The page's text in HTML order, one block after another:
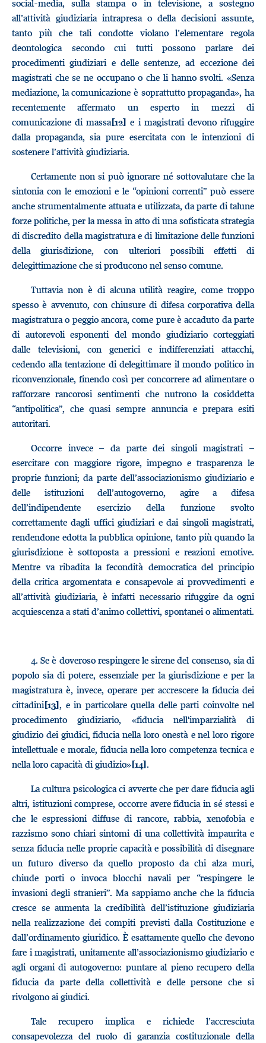
social-media, sulla stampa o in televisione, a sostegno
all’attività giudiziaria intrapresa o della decisioni assunte,
tanto più che tali condotte violano l’elementare regola
deontologica secondo cui tutti possono parlare dei
procedimenti giudiziari e delle sentenze, ad eccezione dei
magistrati che se ne occupano o che li hanno svolti. «Senza
mediazione, la comunicazione è soprattutto propaganda», ha
recentemente affermato un esperto in mezzi di
comunicazione di massa[12] e i magistrati devono rifuggire
dalla propaganda, sia pure esercitata con le intenzioni di
sostenere l’attività giudiziaria.
Certamente non si può ignorare né sottovalutare che la
sintonia con le emozioni e le “opinioni correnti” può essere
anche strumentalmente attuata e utilizzata, da parte di talune
forze politiche, per la messa in atto di una sofisticata strategia
di discredito della magistratura e di limitazione delle funzioni
della giurisdizione, con ulteriori possibili effetti di
delegittimazione che si producono nel senso comune.
Tuttavia non è di alcuna utilità reagire, come troppo
spesso è avvenuto, con chiusure di difesa corporativa della
magistratura o peggio ancora, come pure è accaduto da parte
di autorevoli esponenti del mondo giudiziario corteggiati
dalle televisioni, con generici e indifferenziati attacchi,
cedendo alla tentazione di delegittimare il mondo politico in
riconvenzionale, finendo così per concorrere ad alimentare o
rafforzare rancorosi sentimenti che nutrono la cosiddetta
“antipolitica”, che quasi sempre annuncia e prepara esiti
autoritari.
Occorre invece – da parte dei singoli magistrati –
esercitare con maggiore rigore, impegno e trasparenza le
proprie funzioni; da parte dell’associazionismo giudiziario e
delle istituzioni dell’autogoverno, agire a difesa
dell’indipendente esercizio della funzione svolto
correttamente dagli uffici giudiziari e dai singoli magistrati,
rendendone edotta la pubblica opinione, tanto più quando la
giurisdizione è sottoposta a pressioni e reazioni emotive.
Mentre va ribadita la fecondità democratica del principio
della critica argomentata e consapevole ai provvedimenti e
all’attività giudiziaria, è infatti necessario rifuggire da ogni
acquiescenza a stati d’animo collettivi, spontanei o alimentati.
4. Se è doveroso respingere le sirene del consenso, sia di
popolo sia di potere, essenziale per la giurisdizione e per la
magistratura è, invece, operare per accrescere la fiducia dei
cittadini[13], e in particolare quella delle parti coinvolte nel
procedimento giudiziario, «fiducia nell'imparzialità di
giudizio dei giudici, fiducia nella loro onestà e nel loro rigore
intellettuale e morale, fiducia nella loro competenza tecnica e
nella loro capacità di giudizio»[14].
La cultura psicologica ci avverte che per dare fiducia agli
altri, istituzioni comprese, occorre avere fiducia in sé stessi e
che le espressioni diffuse di rancore, rabbia, xenofobia e
razzismo sono chiari sintomi di una collettività impaurita e
senza fiducia nelle proprie capacità e possibilità di disegnare
un futuro diverso da quello proposto da chi alza muri,
chiude porti o invoca blocchi navali per “respingere le
invasioni degli stranieri”. Ma sappiamo anche che la fiducia
cresce se aumenta la credibilità dell’istituzione giudiziaria
nella realizzazione dei compiti previsti dalla Costituzione e
dall’ordinamento giuridico. È esattamente quello che devono
fare i magistrati, unitamente all’associazionismo giudiziario e
agli organi di autogoverno: puntare al pieno recupero della
fiducia da parte della collettività e delle persone che si
rivolgono ai giudici.
Tale recupero implica e richiede l’accresciuta
consapevolezza del ruolo di garanzia costituzionale della